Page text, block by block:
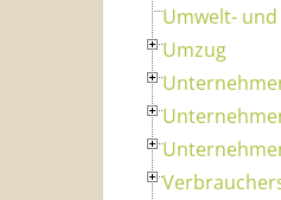
Umwelt-
Umzug